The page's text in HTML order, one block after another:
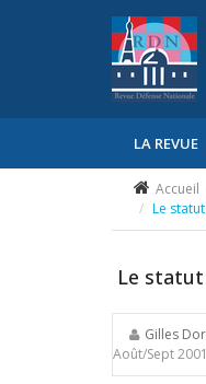
LA REVUE
Accueil
Le
Le statut
Gilles
Août/Sept 2001